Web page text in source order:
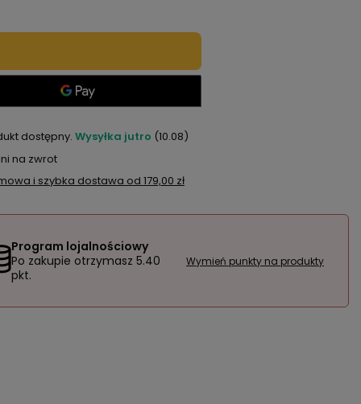
dostępny Wysyłka jutro (10.08)
na zwrot
i szybka dostawa od 179,00 zł
Program lojalnościowy
Po zakupie otrzymasz 5.40
pkt.
Wymień punkty na produkty